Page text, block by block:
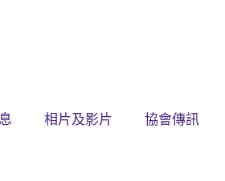
相片及影片 協會傳訊